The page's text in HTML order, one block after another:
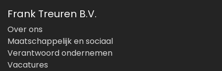
Frank Treuren B.V.
Over ons
Maatschappelijk en sociaal
Verantwoord ondernemen
Vacatures